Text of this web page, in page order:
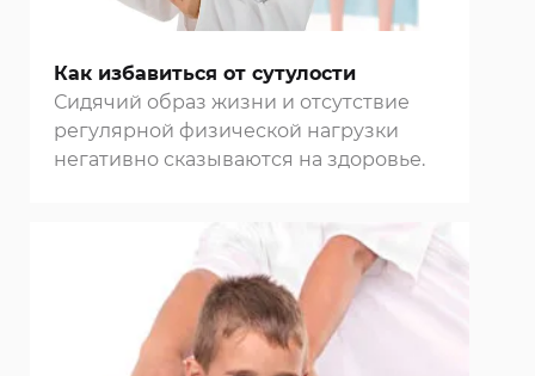
Как избавиться от сутулости
Сидячий образ жизни и отсутствие
регулярной физической нагрузки
негативно сказываются на здоровье.